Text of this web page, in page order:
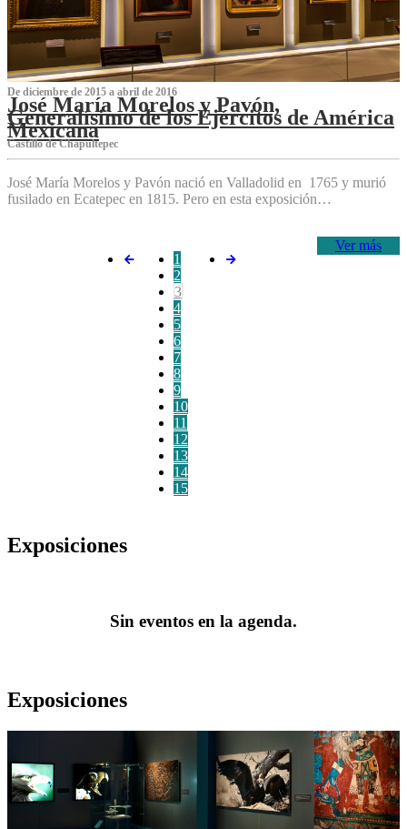
De diciembre de 2015 a abril de 2016
José María Morelos y Pavón,
Generalísimo de los Ejércitos de América
Mexicana
C‌astillo de Chapultepec
José María Morelos y Pavón nació en Valladolid en 1765 y murió
fusilado en Ecatepec en 1815. Pero en esta exposición…
Ver más
1
2
3
4
5
6
7
8
9
10
11
12
13
14
15
Exposiciones
Sin eventos en la agenda.
Exposiciones